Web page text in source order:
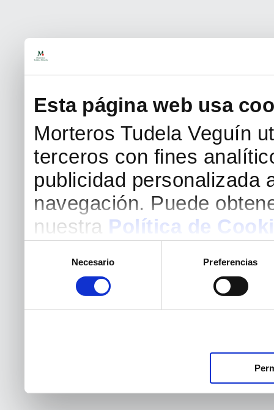
Esta página web usa
Morteros Tudela Veguín
terceros con fines
publicidad personalizada
navegación. Puede
nuestra Política de
consentimiento
Necesario Preferencias